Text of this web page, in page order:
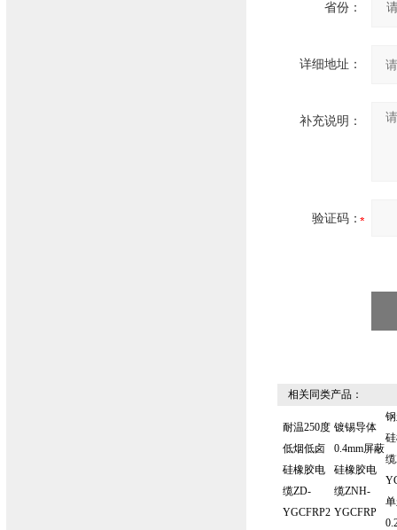
省份：
详细地址：
补充说明：
验证码：
相关同类产品：
耐温250度
低烟低卤
硅橡胶电
缆ZD-
YGCFRP2
镀锡导体
0.4mm屏蔽
硅橡胶电
缆ZNH-
YGCFRP